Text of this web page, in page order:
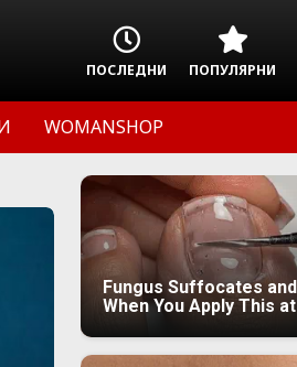
ПОСЛЕДНИ ПОПУЛЯРНИ
WOMANSHOP
Fungus Suffocates
When You Apply This